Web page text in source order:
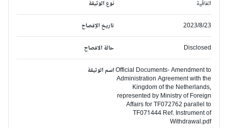
نوع الوثيقة اتفاقية
تاريخ الإفصاح 2023/8/23
حالة الافصاح Disclosed
اسم الوثيقةOfficial Documents- Amendment to
Administration Agreement with the
Kingdom of the Netherlands,
represented by Ministry of Foreign
Affairs for TF072762 parallel to
TF071444 Ref. Instrument of
Withdrawal.pdf